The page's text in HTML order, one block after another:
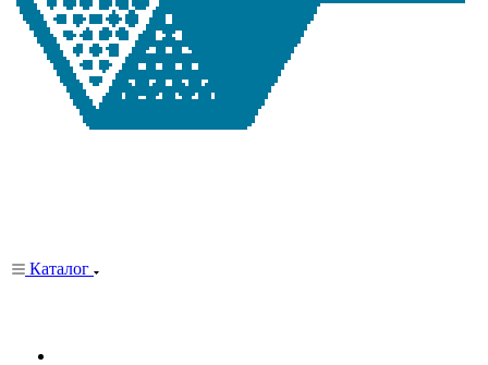
Каталог